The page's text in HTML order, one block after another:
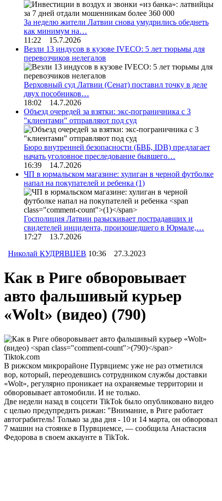
За неделю жители Латвии снова умудрились обеднеть
как минимум на…
11:22 15.7.2026
Везли 13 индусов в кузове IVECO: 5 лет тюрьмы для
перевозчиков нелегалов
Верховный суд Латвии (Сенат) поставил точку в деле
двух пособников…
18:02 14.7.2026
Объезд очередей за взятки: экс-пограничника с 3
"клиентами" отправляют под суд
Бюро внутренней безопасности (БВБ, IDB) предлагает
начать уголовное преследование бывшего…
16:39 14.7.2026
ЧП в юрмальском магазине: хулиган в черной футболке
напал на покупателей и ребенка (1)
Госполиция Латвии разыскивает пострадавших и
свидетелей инцидента, произошедшего в Юрмале,…
17:27 13.7.2026
Николай КУДРЯВЦЕВ 10:36 27.3.2023
Как в Риге обворовывает
авто фальшивый курьер
«Wolt» (видео) (790)
Tiktok.com
В рижском микрорайоне Пурвциемс уже не раз отметился
вор, который, переодевшись сотрудником службы доставки
«Wolt», регулярно проникает на охраняемые территории и
обворовывает автомобили. И не только.
Две недели назад в соцсети TikTok было опубликовано видео
с целью предупредить рижан: "Внимание, в Риге работает
автограбитель! Только за два дня - 10 и 14 марта, он обворовал
7 машин на стоянке в Пурвциемсе, — сообщила Анастасия
Федорова в своем аккаунте в TikTok.